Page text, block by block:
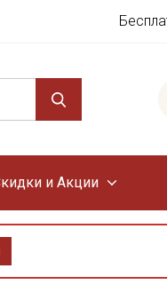
и Акции